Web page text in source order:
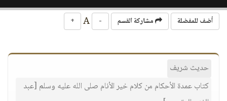
أضف للمفضلة مشاركة القسم -
+
حديث شريف
كتاب عمدة الأحكام من كلام خير الأنام صلى الله عليه وسلم [عبد